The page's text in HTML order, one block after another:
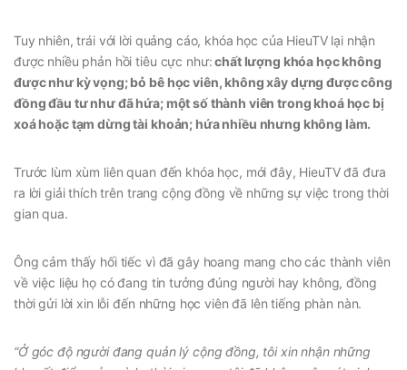
Tuy nhiên, trái với lời quảng cáo, khóa học của HieuTV lại nhận
được nhiều phản hồi tiêu cực như:chất lượng khóa học không
được như kỳ vọng; bỏ bê học viên, không xây dựng được công
đồng đầu tư như đã hứa; một số thành viên trong khoá học bị
xoá hoặc tạm dừng tài khoản; hứa nhiều nhưng không làm.
Trước lùm xùm liên quan đến khóa học, mới đây, HieuTV đã đưa
ra lời giải thích trên trang cộng đồng về những sự việc trong thời
gian qua.
Ông cảm thấy hối tiếc vì đã gây hoang mang cho các thành viên
về việc liệu họ có đang tin tưởng đúng người hay không, đồng
thời gửi lời xin lỗi đến những học viên đã lên tiếng phàn nàn.
“Ở góc độ người đang quản lý cộng đồng, tôi xin nhận những